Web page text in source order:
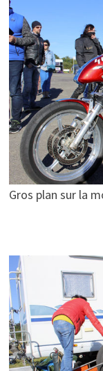
Gros plan sur la